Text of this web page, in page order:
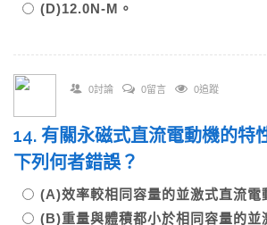
(D)12.0N-M。
0討論 0留言 0追蹤
14. 有關永磁式直流電動機的特
下列何者錯誤？
(A)效率較相同容量的並激式直流
(B)重量與體積都小於相同容量的